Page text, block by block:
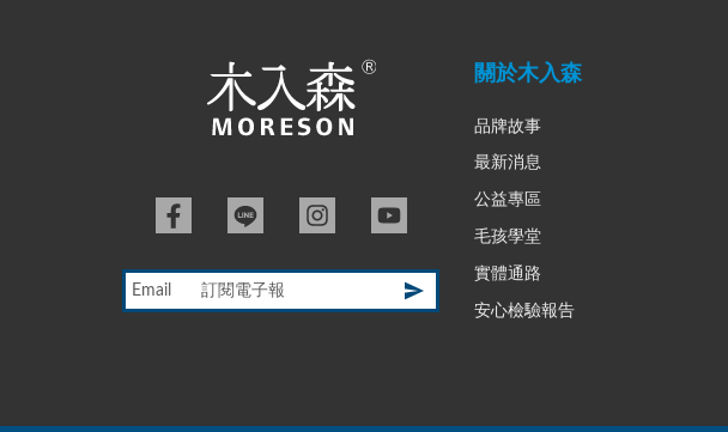
關於木入森
品牌故事
最新消息
公益專區
毛孩學堂
實體通路
安心檢驗報告
Email